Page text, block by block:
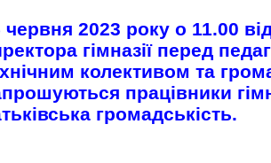
червня 2023 року о 11.00
гімназії перед
колективом та
працівники
громадськість.